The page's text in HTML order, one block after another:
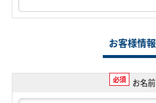
お客様情報
必須 お名前